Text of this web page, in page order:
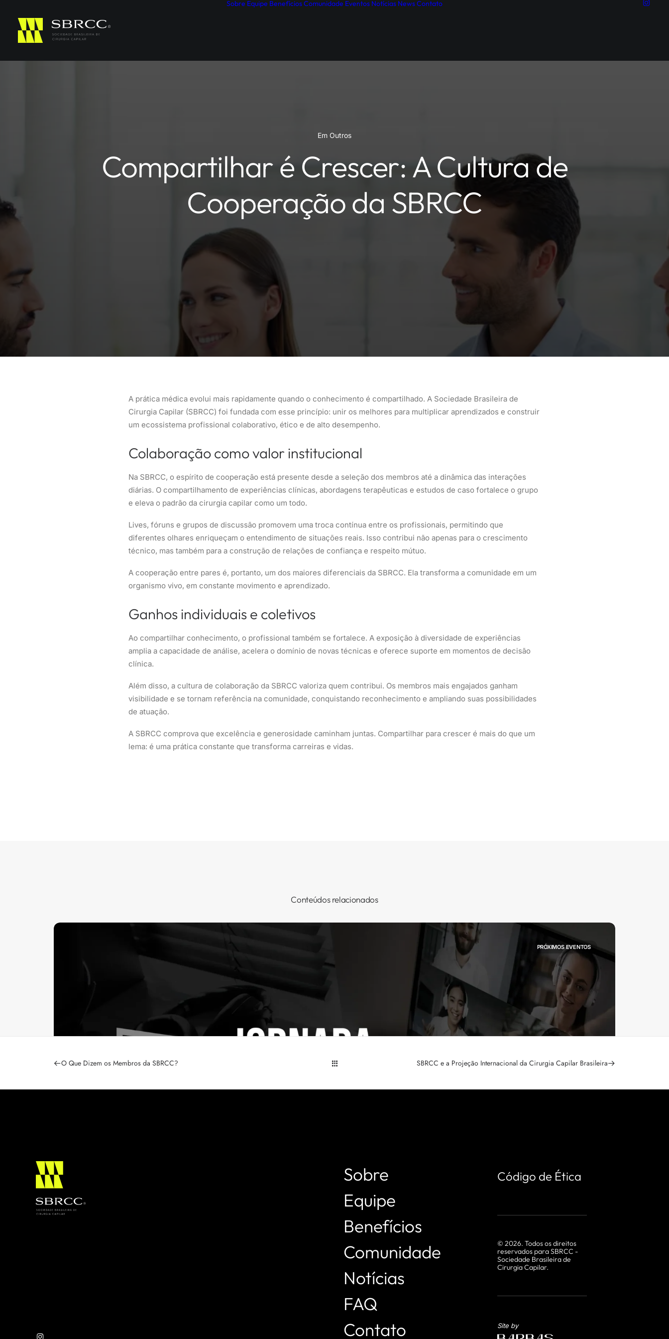
Sobre Equipe BenefíciosComunidade Eventos Notícias NewsContato
Em Outros
Compartilhar é Crescer: A Cultura de
Cooperação da SBRCC
A prática médica evolui mais rapidamente quando o conhecimento é compartilhado. A Sociedade Brasileira de
Cirurgia Capilar (SBRCC) foi fundada com esse princípio: unir os melhores para multiplicar aprendizados e construir
um ecossistema profissional colaborativo, ético e de alto desempenho.
Colaboração como valor institucional
Na SBRCC, o espírito de cooperação está presente desde a seleção dos membros até a dinâmica das interações
diárias. O compartilhamento de experiências clínicas, abordagens terapêuticas e estudos de caso fortalece o grupo
e eleva o padrão da cirurgia capilar como um todo.
Lives, fóruns e grupos de discussão promovem uma troca contínua entre os profissionais, permitindo que
diferentes olhares enriqueçam o entendimento de situações reais. Isso contribui não apenas para o crescimento
técnico, mas também para a construção de relações de confiança e respeito mútuo.
A cooperação entre pares é, portanto, um dos maiores diferenciais da SBRCC. Ela transforma a comunidade em um
organismo vivo, em constante movimento e aprendizado.
Ganhos individuais e coletivos
Ao compartilhar conhecimento, o profissional também se fortalece. A exposição à diversidade de experiências
amplia a capacidade de análise, acelera o domínio de novas técnicas e oferece suporte em momentos de decisão
clínica.
Além disso, a cultura de colaboração da SBRCC valoriza quem contribui. Os membros mais engajados ganham
visibilidade e se tornam referência na comunidade, conquistando reconhecimento e ampliando suas possibilidades
de atuação.
A SBRCC comprova que excelência e generosidade caminham juntas. Compartilhar para crescer é mais do que um
lema: é uma prática constante que transforma carreiras e vidas.
Conteúdos relacionados
PRÓXIMOS EVENTOS
SBRCC realiza primeira Jornada Científica Online entre 15 e 19 de junho
O Que Dizem os Membros da SBRCC? SBRCC e a Projeção Internacional da Cirurgia Capilar Brasileira
Sobre
Equipe
Benefícios
Comunidade
Notícias
FAQ
Contato
Código de Ética
© 2026. Todos os direitos
reservados para SBRCC -
Sociedade Brasileira de
Cirurgia Capilar.
Site by